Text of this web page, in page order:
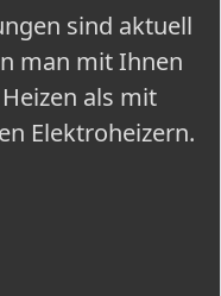
sind aktuell
man mit Ihnen
als mit
Elektroheizern.